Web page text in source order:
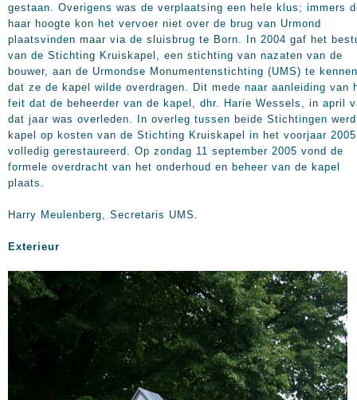
gestaan. Overigens was de verplaatsing een hele klus; immers
haar hoogte kon het vervoer niet over de brug van Urmond
plaatsvinden maar via de sluisbrug te Born. In 2004 gaf het
van de Stichting Kruiskapel, een stichting van nazaten van de
bouwer, aan de Urmondse Monumentenstichting (UMS) te kennen
dat ze de kapel wilde overdragen. Dit mede naar aanleiding van
feit dat de beheerder van de kapel, dhr. Harie Wessels, in april
dat jaar was overleden. In overleg tussen beide Stichtingen
kapel op kosten van de Stichting Kruiskapel in het voorjaar 2005
volledig gerestaureerd. Op zondag 11 september 2005 vond de
formele overdracht van het onderhoud en beheer van de kapel
plaats.
Harry Meulenberg, Secretaris UMS.
Exterieur